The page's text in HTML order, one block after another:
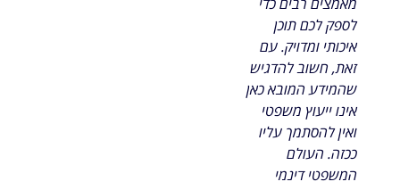
מאמצים רבים כדי
לספק לכם תוכן
איכותי ומדויק. עם
זאת, חשוב להדגיש
שהמידע המובא כאן
אינו ייעוץ משפטי
ואין להסתמך עליו
ככזה. העולם
המשפטי דינמי